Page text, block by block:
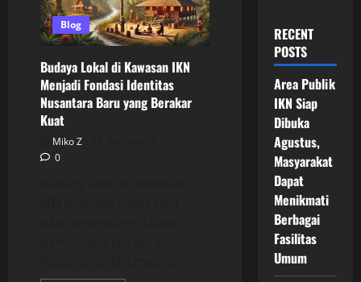
Blog
Budaya Lokal di Kawasan IKN
Menjadi Fondasi Identitas
Nusantara Baru yang Berakar
Kuat
Miko Z
0
RECENT
POSTS
Area Publik
IKN Siap
Dibuka
Agustus,
Masyarakat
Dapat
Menikmati
Berbagai
Fasilitas
Umum